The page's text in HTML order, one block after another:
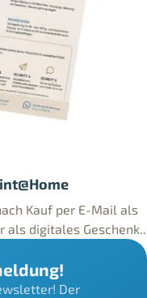
Kauf per E-Mail als
als digitales Geschenk..
Der